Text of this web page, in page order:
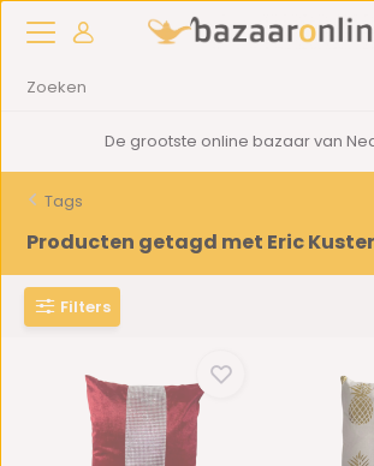
De grootste online bazaar van
Tags
Producten getagd met Eric
Filters